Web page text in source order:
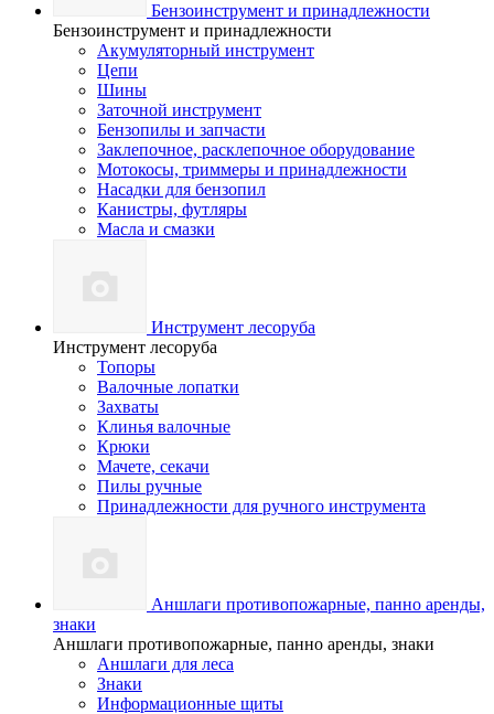
Бензоинструмент и принадлежности
Бензоинструмент и принадлежности
Акумуляторный инструмент
Цепи
Шины
Заточной инструмент
Бензопилы и запчасти
Заклепочное, расклепочное оборудование
Мотокосы, триммеры и принадлежности
Насадки для бензопил
Канистры, футляры
Масла и смазки
Инструмент лесоруба
Инструмент лесоруба
Топоры
Валочные лопатки
Захваты
Клинья валочные
Крюки
Мачете, секачи
Пилы ручные
Принадлежности для ручного инструмента
Аншлаги противопожарные, панно аренды,
знаки
Аншлаги противопожарные, панно аренды, знаки
Аншлаги для леса
Знаки
Информационные щиты